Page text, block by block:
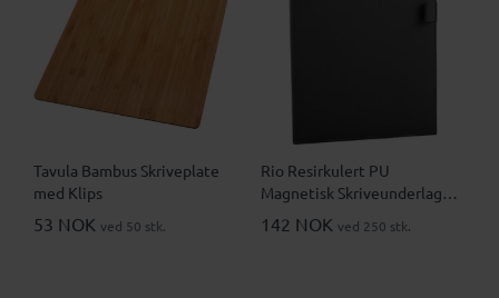
Tavula Bambus Skriveplate
med Klips
53 NOK ved 50 stk.
Rio Resirkulert PU
Magnetisk Skriveunderlag
med Penneholder
142 NOK ved 250 stk.